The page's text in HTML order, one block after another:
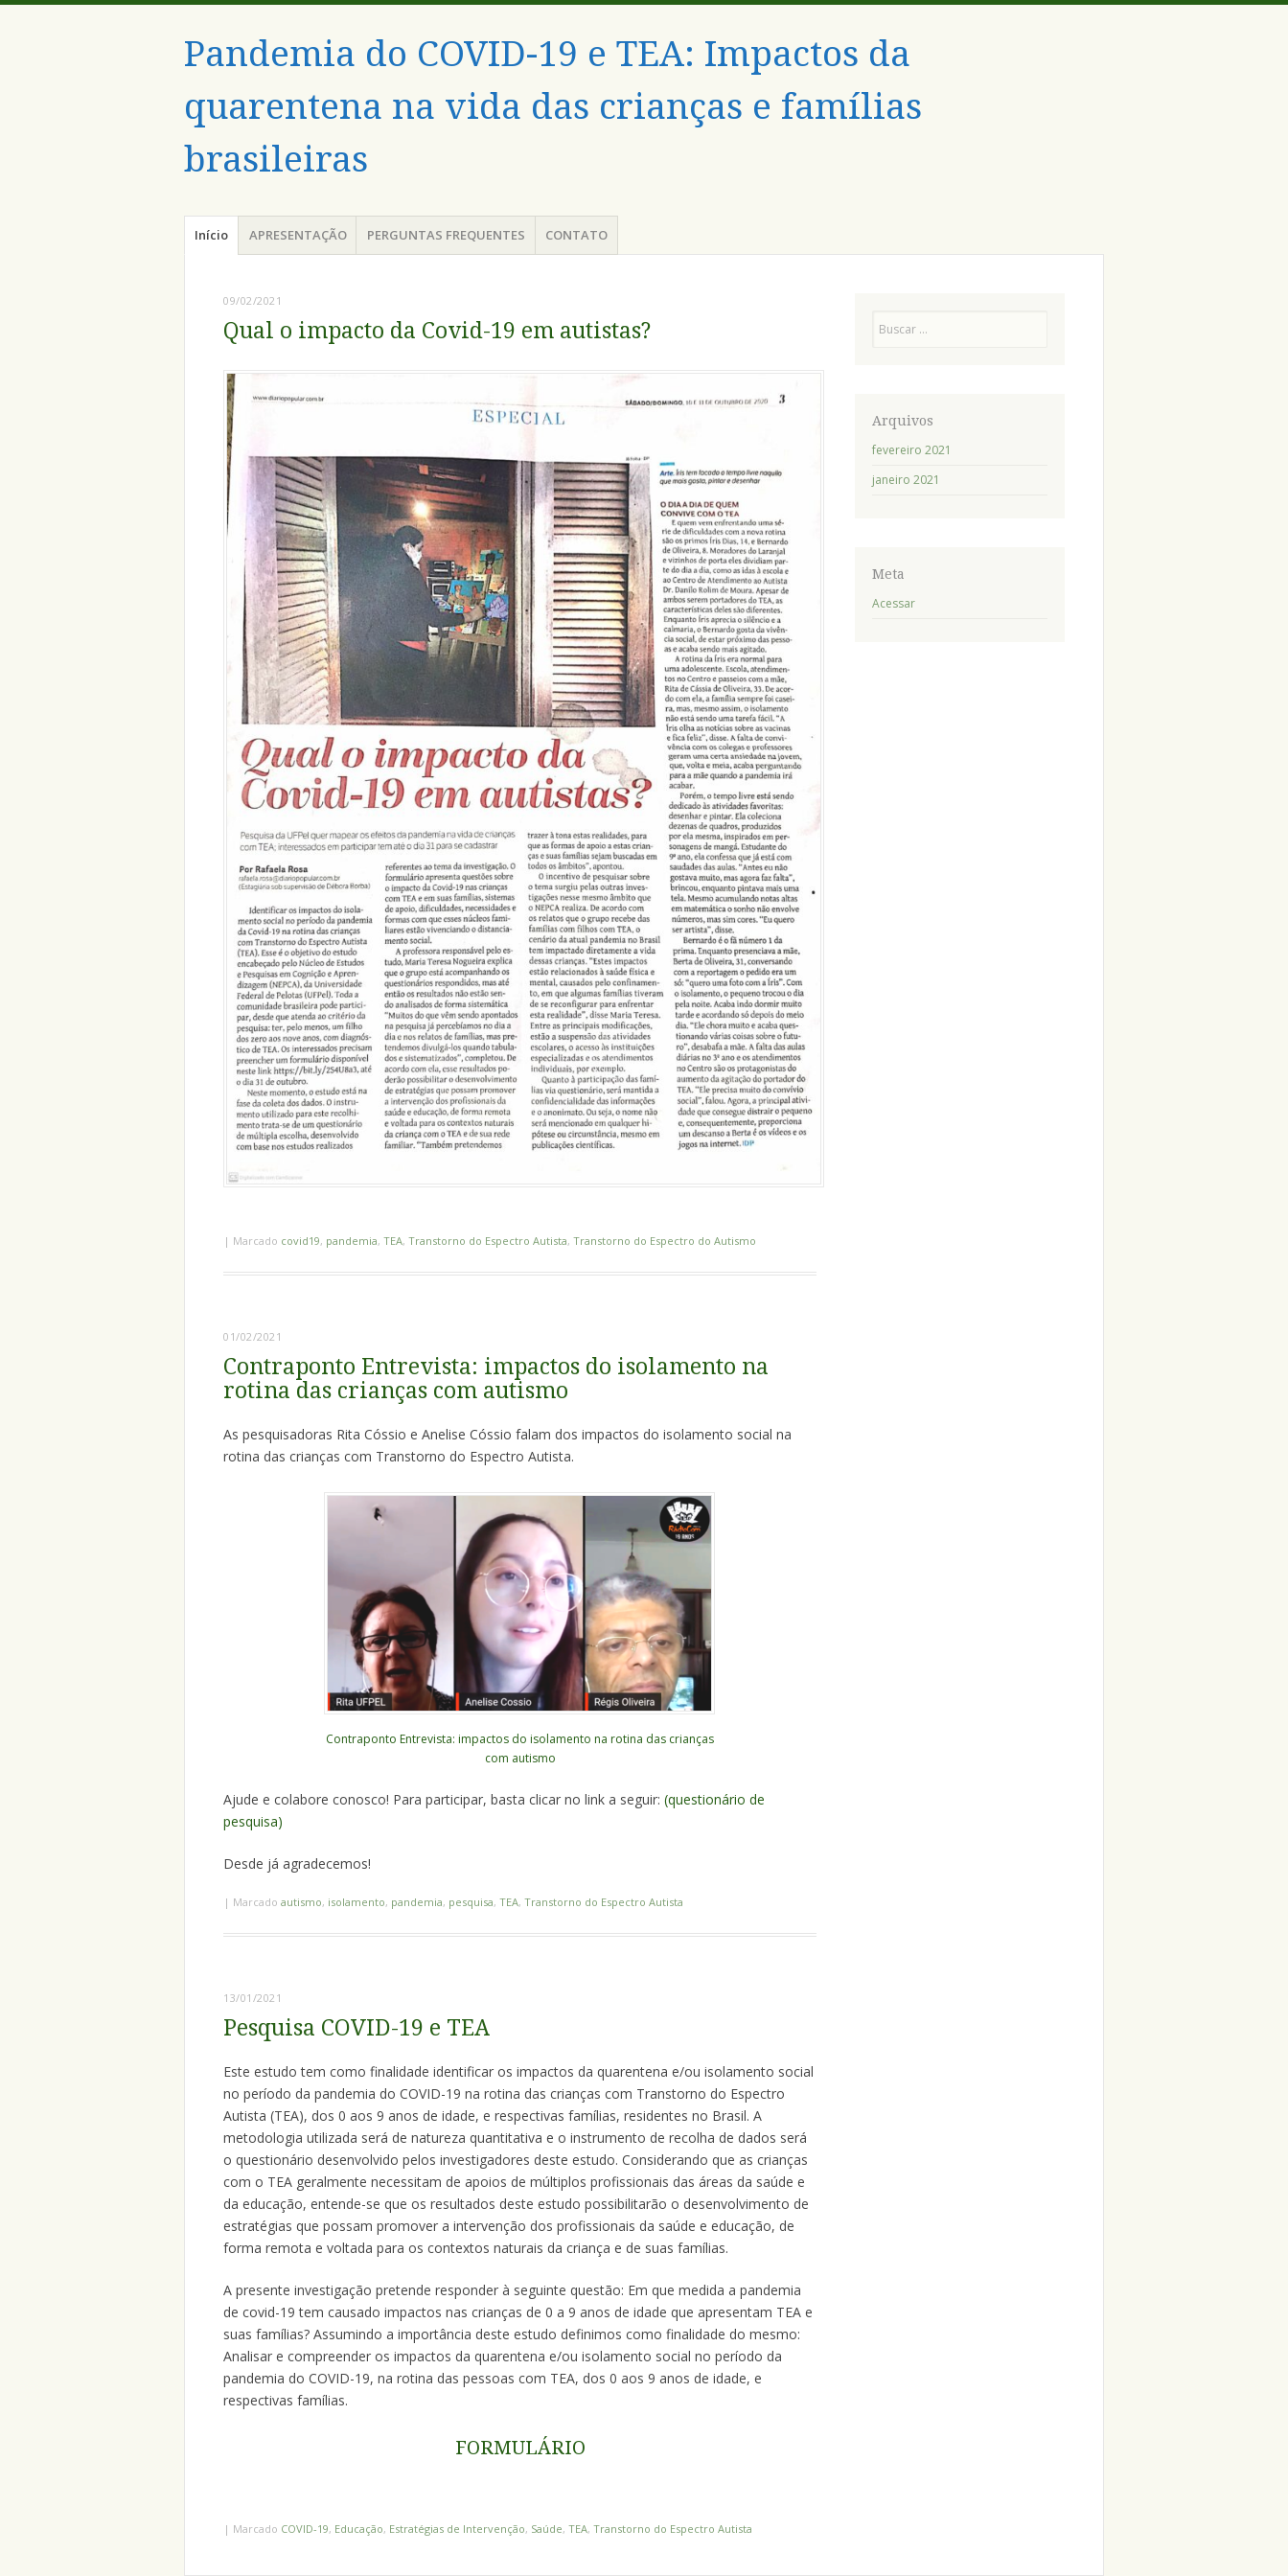
Pandemia do COVID-19 e TEA: Impactos da
quarentena na vida das crianças e famílias
brasileiras
Menu
Pular
para
Início APRESENTAÇÃO PERGUNTAS FREQUENTES CONTATO
09/02/2021
Qual o impacto da Covid-19 em autistas?
| Marcado covid19, pandemia, TEA, Transtorno do Espectro Autista, Transtorno do Espectro do Autismo
01/02/2021
Contraponto Entrevista: impactos do isolamento na
rotina das crianças com autismo
As pesquisadoras Rita Cóssio e Anelise Cóssio falam dos impactos do isolamento social na
rotina das crianças com Transtorno do Espectro Autista.
Contraponto Entrevista: impactos do isolamento na rotina das crianças
com autismo
Ajude e colabore conosco! Para participar, basta clicar no link a seguir: (questionário de
pesquisa)
Desde já agradecemos!
| Marcado autismo, isolamento, pandemia, pesquisa, TEA, Transtorno do Espectro Autista
13/01/2021
Pesquisa COVID-19 e TEA
Este estudo tem como finalidade identificar os impactos da quarentena e/ou isolamento social
no período da pandemia do COVID-19 na rotina das crianças com Transtorno do Espectro
Autista (TEA), dos 0 aos 9 anos de idade, e respectivas famílias, residentes no Brasil. A
metodologia utilizada será de natureza quantitativa e o instrumento de recolha de dados será
o questionário desenvolvido pelos investigadores deste estudo. Considerando que as crianças
com o TEA geralmente necessitam de apoios de múltiplos profissionais das áreas da saúde e
da educação, entende-se que os resultados deste estudo possibilitarão o desenvolvimento de
estratégias que possam promover a intervenção dos profissionais da saúde e educação, de
forma remota e voltada para os contextos naturais da criança e de suas famílias.
A presente investigação pretende responder à seguinte questão: Em que medida a pandemia
de covid-19 tem causado impactos nas crianças de 0 a 9 anos de idade que apresentam TEA e
suas famílias? Assumindo a importância deste estudo definimos como finalidade do mesmo:
Analisar e compreender os impactos da quarentena e/ou isolamento social no período da
pandemia do COVID-19, na rotina das pessoas com TEA, dos 0 aos 9 anos de idade, e
respectivas famílias.
FORMULÁRIO
| Marcado COVID-19, Educação, Estratégias de Intervenção, Saúde, TEA, Transtorno do Espectro Autista
Arquivos
fevereiro 2021
janeiro 2021
Meta
Acessar